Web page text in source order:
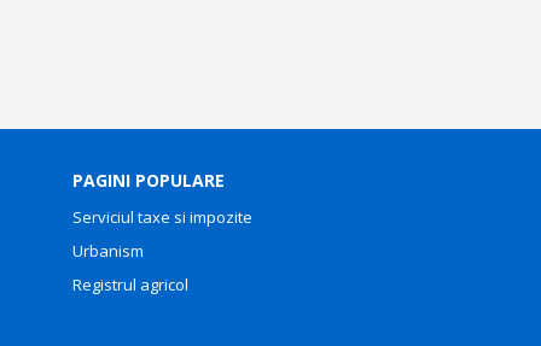
PAGINI POPULARE
Serviciul taxe si impozite
Urbanism
Registrul agricol